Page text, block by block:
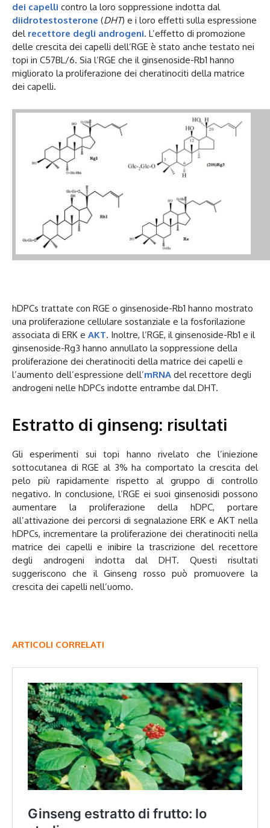
dei capelli contro la loro soppressione indotta dal
diidrotestosterone (DHT) e i loro effetti sulla espressione
del recettore degli androgeni. L’effetto di promozione
delle crescita dei capelli dell’RGE è stato anche testato nei
topi in C57BL/6. Sia l’RGE che il ginsenoside-Rb1 hanno
migliorato la proliferazione dei cheratinociti della matrice
dei capelli.
hDPCs trattate con RGE o ginsenoside-Rb1 hanno mostrato
una proliferazione cellulare sostanziale e la fosforilazione
associata di ERK e AKT. Inoltre, l’RGE, il ginsenoside-Rb1 e il
ginsenoside-Rg3 hanno annullato la soppressione della
proliferazione dei cheratinociti della matrice dei capelli e
l’aumento dell’espressione dell’mRNA del recettore degli
androgeni nelle hDPCs indotte entrambe dal DHT.
Estratto di ginseng: risultati
Gli esperimenti sui topi hanno rivelato che l’iniezione
sottocutanea di RGE al 3% ha comportato la crescita del
pelo più rapidamente rispetto al gruppo di controllo
negativo. In conclusione, l’RGE ei suoi ginsenosidi possono
aumentare la proliferazione della hDPC, portare
all’attivazione dei percorsi di segnalazione ERK e AKT nella
hDPCs, incrementare la proliferazione dei cheratinociti nella
matrice dei capelli e inibire la trascrizione del recettore
degli androgeni indotta dal DHT. Questi risultati
suggeriscono che il Ginseng rosso può promuovere la
crescita dei capelli nell’uomo.
ARTICOLI CORRELATI